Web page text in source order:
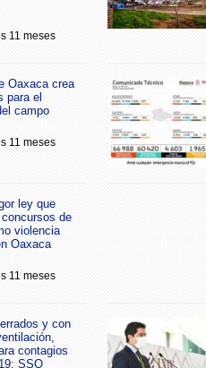
11 meses
Oaxaca crea
para el
campo
11 meses
ley que
de
violencia
Oaxaca
11 meses
y con
contagios
SSO